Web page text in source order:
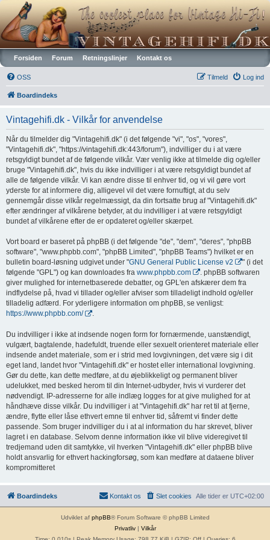
Vintagehifi.dk
Forsiden Forum Retningslinjer Kontakt os
OSS Log ind
Tilmeld
Boardindeks
Vintagehifi.dk - Vilkår for anvendelse
Når du tilmelder dig "Vintagehifi.dk" (i det følgende "vi", "os", "vores",
"Vintagehifi.dk", "https://vintagehifi.dk:443/forum"), indvilliger du i at være
retsgyldigt bundet af de følgende vilkår. Vær venlig ikke at tilmelde dig og/eller
bruge "Vintagehifi.dk", hvis du ikke indvilliger i at være retsgyldigt bundet af
alle de følgende vilkår. Vi kan ændre disse til enhver tid, og vi vil gøre vort
yderste for at informere dig, alligevel vil det være fornuftigt, at du selv
gennemgår disse vilkår regelmæssigt, da din fortsatte brug af "Vintagehifi.dk"
efter ændringer af vilkårene betyder, at du indvilliger i at være retsgyldigt
bundet af vilkårene efter de er opdateret og/eller skærpet.
Vort board er baseret på phpBB (i det følgende "de", "dem", "deres", "phpBB
software", "www.phpbb.com", "phpBB Limited", "phpBB Teams") hvilket er en
bulletin board-løsning udgivet under "GNU General Public License v2
" (i det
følgende "GPL") og kan downloades fra www.phpbb.com
. phpBB softwaren
giver mulighed for internetbaserede debatter, og GPL'en afskærer dem fra
indflydelse på, hvad vi tillader og/eller afviser som tilladeligt indhold og/eller
tilladelig adfærd. For yderligere information om phpBB, se venligst:
https://www.phpbb.com/
.
Du indvilliger i ikke at indsende nogen form for fornærmende, uanstændigt,
vulgært, bagtalende, hadefuldt, truende eller sexuelt orienteret materiale eller
indsende andet materiale, som er i strid med lovgivningen, det være sig i dit
eget land, landet hvor "Vintagehifi.dk" er hostet eller international lovgivning.
Gør du dette, kan dette medføre, at du øjeblikkeligt og permanent bliver
udelukket, med besked herom til din Internet-udbyder, hvis vi vurderer det
nødvendigt. IP-adresserne for alle indlæg logges for at give mulighed for at
håndhæve disse vilkår. Du indvilliger i at "Vintagehifi.dk" har ret til at fjerne,
ændre, flytte eller låse ethvert emne til enhver tid, såfremt vi finder dette
passende. Som bruger indvilliger du i at al information du har skrevet, bliver
lagret i en database. Selvom denne information ikke vil blive videregivet til
tredjemand uden dit samtykke, vil hverken "Vintagehifi.dk" eller phpBB blive
holdt ansvarlig for ethvert hackingforsøg, som kan medføre at dataene bliver
kompromitteret
Boardindeks Alle tider er UTC+02:00
Slet cookies
Kontakt os
Udviklet af phpBB® Forum Software © phpBB Limited
Privatliv| Vilkår